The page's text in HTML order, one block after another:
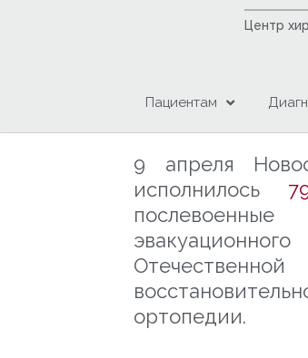
Центр
Пациентам
9 апреля
исполнилось
ортопедии.